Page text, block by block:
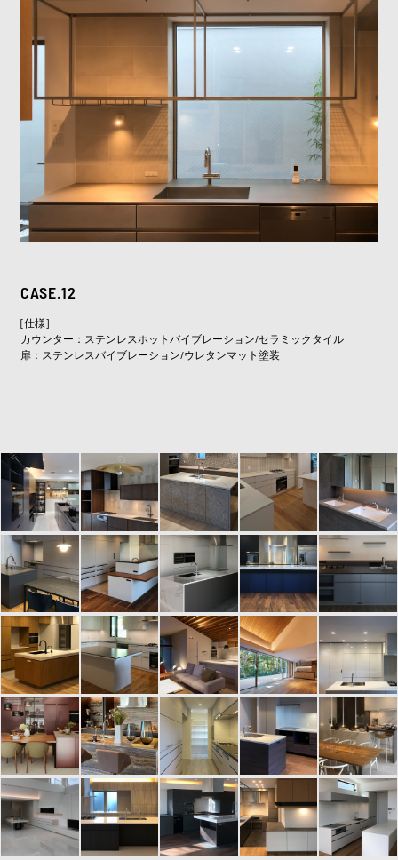
CASE.12
[仕様]
カウンター：ステンレスホットバイブレーション/セラミックタイル
扉：ステンレスバイブレーション/ウレタンマット塗装